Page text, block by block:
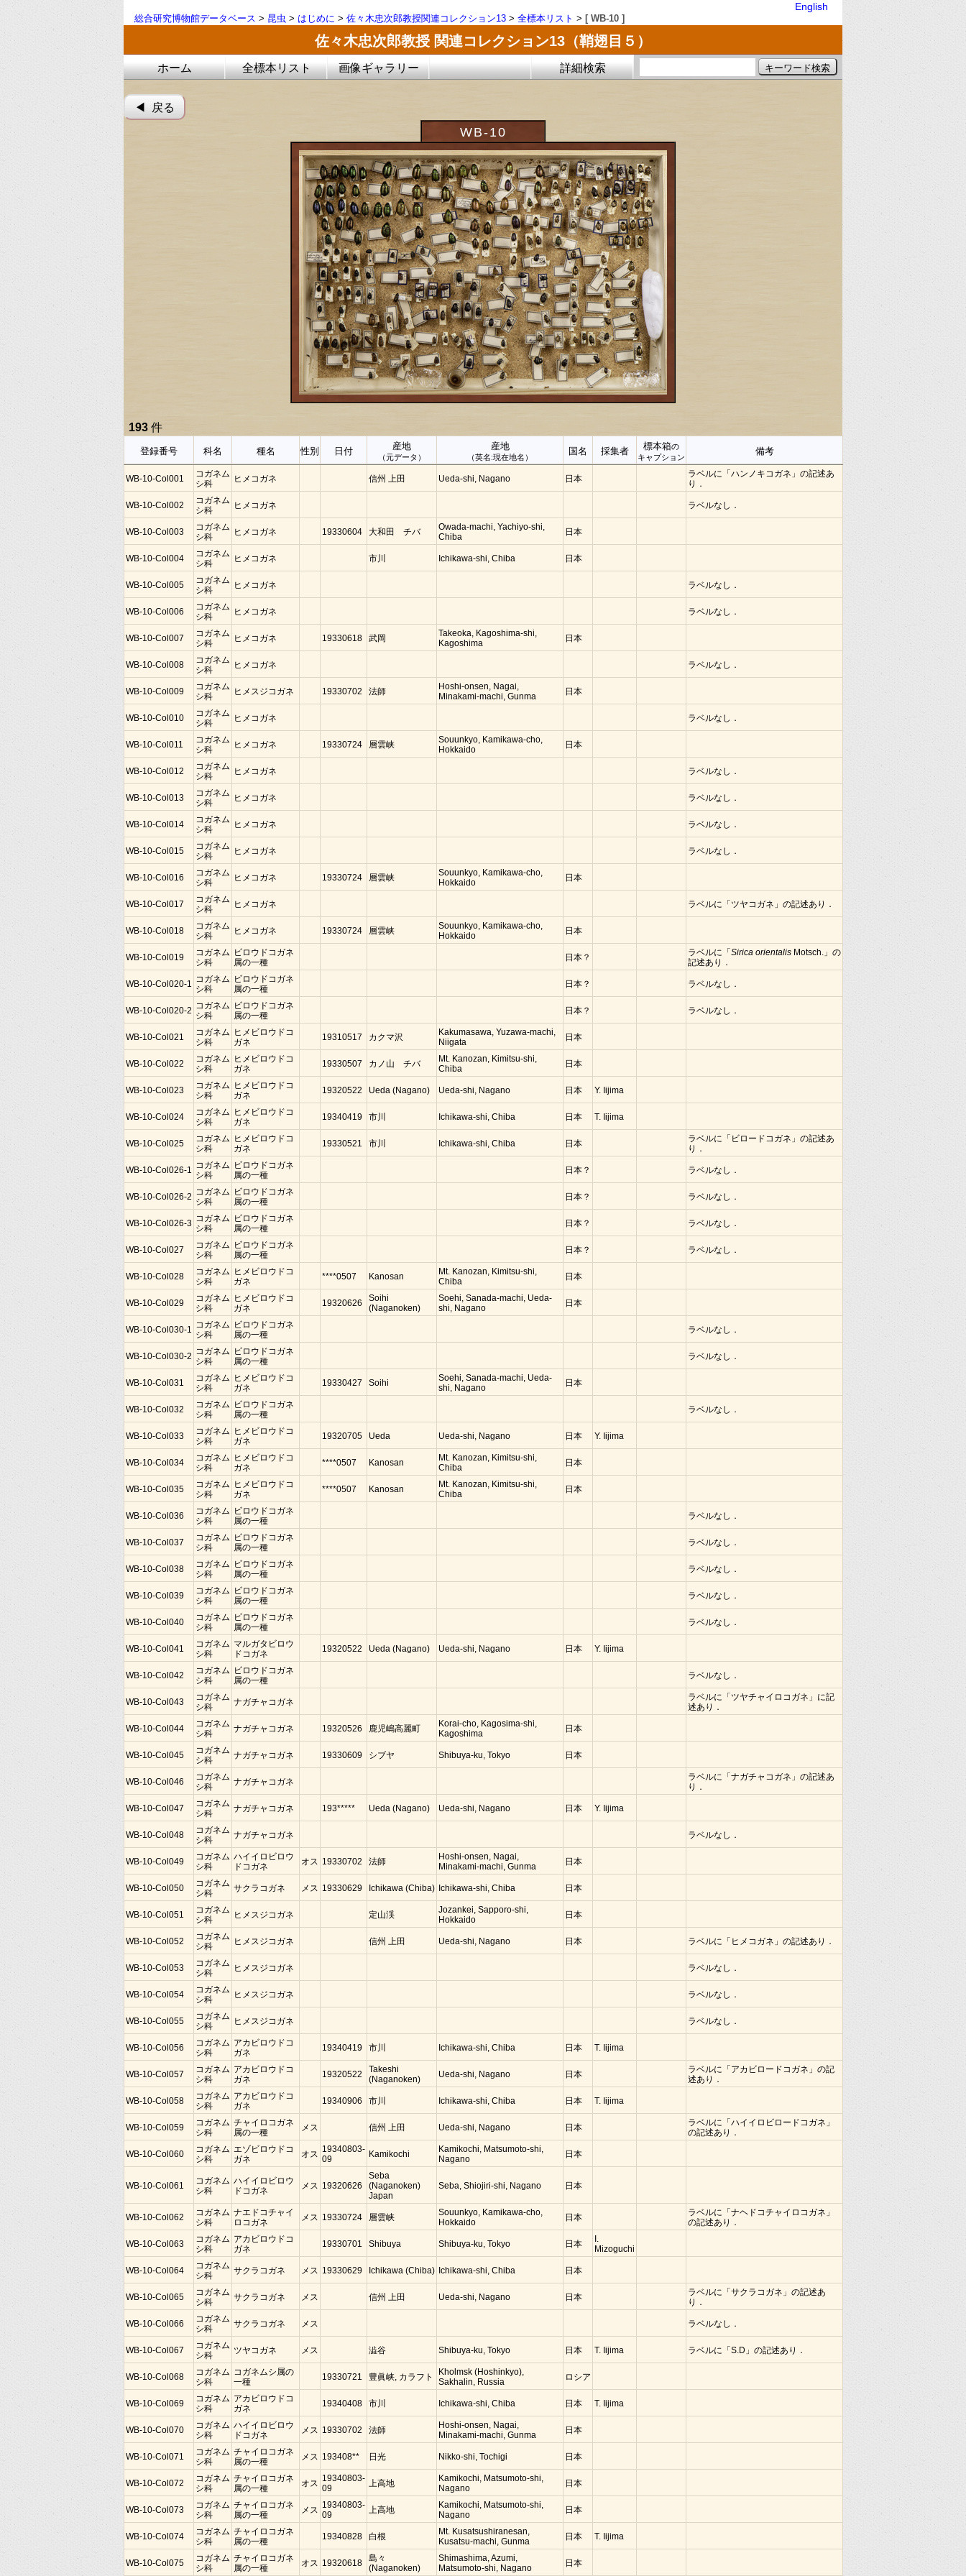
English
総合研究博物館データベース > 昆虫 > はじめに > 佐々木忠次郎教授関連コレクション13 > 全標本リスト > [ WB-10 ]
佐々木忠次郎教授 関連コレクション13（鞘翅目５）
ホーム 全標本リスト 画像ギャラリー 詳細検索
◀︎ 戻る
WB-10
193 件
登録番号 科名 種名 性別 日付 産地
（元データ）
産地
（英名:現在地名）
国名 採集者 標本箱の
キャプション
備考
WB-10-Col001
コガネム
シ科
ヒメコガネ 信州 上田 Ueda-shi, Nagano 日本
ラベルに「ハンノキコガネ」の記述あ
り．
WB-10-Col002
コガネム
シ科
ヒメコガネ ラベルなし．
WB-10-Col003
コガネム
シ科
ヒメコガネ 19330604 大和田 チバ
Owada-machi, Yachiyo-shi,
Chiba
日本
WB-10-Col004
コガネム
シ科
ヒメコガネ 市川 Ichikawa-shi, Chiba 日本
WB-10-Col005
コガネム
シ科
ヒメコガネ ラベルなし．
WB-10-Col006
コガネム
シ科
ヒメコガネ ラベルなし．
WB-10-Col007
コガネム
シ科
ヒメコガネ 19330618 武岡
Takeoka, Kagoshima-shi,
Kagoshima
日本
WB-10-Col008
コガネム
シ科
ヒメコガネ ラベルなし．
WB-10-Col009
コガネム
シ科
ヒメスジコガネ 19330702 法師
Hoshi-onsen, Nagai,
Minakami-machi, Gunma
日本
WB-10-Col010
コガネム
シ科
ヒメコガネ ラベルなし．
WB-10-Col011
コガネム
シ科
ヒメコガネ 19330724 層雲峡
Souunkyo, Kamikawa-cho,
Hokkaido
日本
WB-10-Col012
コガネム
シ科
ヒメコガネ ラベルなし．
WB-10-Col013
コガネム
シ科
ヒメコガネ ラベルなし．
WB-10-Col014
コガネム
シ科
ヒメコガネ ラベルなし．
WB-10-Col015
コガネム
シ科
ヒメコガネ ラベルなし．
WB-10-Col016
コガネム
シ科
ヒメコガネ 19330724 層雲峡
Souunkyo, Kamikawa-cho,
Hokkaido
日本
WB-10-Col017
コガネム
シ科
ヒメコガネ ラベルに「ツヤコガネ」の記述あり．
WB-10-Col018
コガネム
シ科
ヒメコガネ 19330724 層雲峡
Souunkyo, Kamikawa-cho,
Hokkaido
日本
WB-10-Col019
コガネム
シ科
ビロウドコガネ
属の一種
日本？ ラベルに「 Sirica orientalis Motsch.」の
記述あり．
WB-10-Col020-1 コガネム
シ科
ビロウドコガネ
属の一種
日本？ ラベルなし．
WB-10-Col020-2 コガネム
シ科
ビロウドコガネ
属の一種
日本？ ラベルなし．
WB-10-Col021
コガネム
シ科
ヒメビロウドコ
ガネ
19310517 カクマ沢
Kakumasawa, Yuzawa-machi,
Niigata
日本
WB-10-Col022
コガネム
シ科
ヒメビロウドコ
ガネ
19330507 カノ山 チバ
Mt. Kanozan, Kimitsu-shi,
Chiba
日本
WB-10-Col023
コガネム
シ科
ヒメビロウドコ
ガネ
19320522 Ueda (Nagano) Ueda-shi, Nagano 日本 Y. Iijima
WB-10-Col024
コガネム
シ科
ヒメビロウドコ
ガネ
19340419 市川 Ichikawa-shi, Chiba 日本 T. Iijima
WB-10-Col025
コガネム
シ科
ヒメビロウドコ
ガネ
19330521 市川 Ichikawa-shi, Chiba 日本
ラベルに「ビロードコガネ」の記述あ
り．
WB-10-Col026-1 コガネム
シ科
ビロウドコガネ
属の一種
日本？ ラベルなし．
WB-10-Col026-2 コガネム
シ科
ビロウドコガネ
属の一種
日本？ ラベルなし．
WB-10-Col026-3 コガネム
シ科
ビロウドコガネ
属の一種
日本？ ラベルなし．
WB-10-Col027
コガネム
シ科
ビロウドコガネ
属の一種
日本？ ラベルなし．
WB-10-Col028
コガネム
シ科
ヒメビロウドコ
ガネ
****0507 Kanosan
Mt. Kanozan, Kimitsu-shi,
Chiba
日本
WB-10-Col029
コガネム
シ科
ヒメビロウドコ
ガネ
19320626
Soihi
(Naganoken)
Soehi, Sanada-machi, Ueda-
shi, Nagano
日本
WB-10-Col030-1 コガネム
シ科
ビロウドコガネ
属の一種
ラベルなし．
WB-10-Col030-2 コガネム
シ科
ビロウドコガネ
属の一種
ラベルなし．
WB-10-Col031
コガネム
シ科
ヒメビロウドコ
ガネ
19330427 Soihi
Soehi, Sanada-machi, Ueda-
shi, Nagano
日本
WB-10-Col032
コガネム
シ科
ビロウドコガネ
属の一種
ラベルなし．
WB-10-Col033
コガネム
シ科
ヒメビロウドコ
ガネ
19320705 Ueda Ueda-shi, Nagano 日本 Y. Iijima
WB-10-Col034
コガネム
シ科
ヒメビロウドコ
ガネ
****0507 Kanosan
Mt. Kanozan, Kimitsu-shi,
Chiba
日本
WB-10-Col035
コガネム
シ科
ヒメビロウドコ
ガネ
****0507 Kanosan
Mt. Kanozan, Kimitsu-shi,
Chiba
日本
WB-10-Col036
コガネム
シ科
ビロウドコガネ
属の一種
ラベルなし．
WB-10-Col037
コガネム
シ科
ビロウドコガネ
属の一種
ラベルなし．
WB-10-Col038
コガネム
シ科
ビロウドコガネ
属の一種
ラベルなし．
WB-10-Col039
コガネム
シ科
ビロウドコガネ
属の一種
ラベルなし．
WB-10-Col040
コガネム
シ科
ビロウドコガネ
属の一種
ラベルなし．
WB-10-Col041
コガネム
シ科
マルガタビロウ
ドコガネ
19320522 Ueda (Nagano) Ueda-shi, Nagano 日本 Y. Iijima
WB-10-Col042
コガネム
シ科
ビロウドコガネ
属の一種
ラベルなし．
WB-10-Col043
コガネム
シ科
ナガチャコガネ
ラベルに「ツヤチャイロコガネ」に記
述あり．
WB-10-Col044
コガネム
シ科
ナガチャコガネ 19320526 鹿児嶋高麗町
Korai-cho, Kagosima-shi,
Kagoshima
日本
WB-10-Col045
コガネム
シ科
ナガチャコガネ 19330609 シブヤ Shibuya-ku, Tokyo 日本
WB-10-Col046
コガネム
シ科
ナガチャコガネ
ラベルに「ナガチャコガネ」の記述あ
り．
WB-10-Col047
コガネム
シ科
ナガチャコガネ 193***** Ueda (Nagano) Ueda-shi, Nagano 日本 Y. Iijima
WB-10-Col048
コガネム
シ科
ナガチャコガネ ラベルなし．
WB-10-Col049
コガネム
シ科
ハイイロビロウ
ドコガネ
オス 19330702 法師
Hoshi-onsen, Nagai,
Minakami-machi, Gunma
日本
WB-10-Col050
コガネム
シ科
サクラコガネ メス 19330629 Ichikawa (Chiba) Ichikawa-shi, Chiba 日本
WB-10-Col051
コガネム
シ科
ヒメスジコガネ 定山渓
Jozankei, Sapporo-shi,
Hokkaido
日本
WB-10-Col052
コガネム
シ科
ヒメスジコガネ 信州 上田 Ueda-shi, Nagano 日本 ラベルに「ヒメコガネ」の記述あり．
WB-10-Col053
コガネム
シ科
ヒメスジコガネ ラベルなし．
WB-10-Col054
コガネム
シ科
ヒメスジコガネ ラベルなし．
WB-10-Col055
コガネム
シ科
ヒメスジコガネ ラベルなし．
WB-10-Col056
コガネム
シ科
アカビロウドコ
ガネ
19340419 市川 Ichikawa-shi, Chiba 日本 T. Iijima
WB-10-Col057
コガネム
シ科
アカビロウドコ
ガネ
19320522
Takeshi
(Naganoken)
Ueda-shi, Nagano 日本
ラベルに「アカビロードコガネ」の記
述あり．
WB-10-Col058
コガネム
シ科
アカビロウドコ
ガネ
19340906 市川 Ichikawa-shi, Chiba 日本 T. Iijima
WB-10-Col059
コガネム
シ科
チャイロコガネ
属の一種
メス 信州 上田 Ueda-shi, Nagano 日本
ラベルに「ハイイロビロードコガネ」
の記述あり．
WB-10-Col060
コガネム
シ科
エゾビロウドコ
ガネ
オス 19340803-
09
Kamikochi
Kamikochi, Matsumoto-shi,
Nagano
日本
WB-10-Col061
コガネム
シ科
ハイイロビロウ
ドコガネ
メス 19320626
Seba
(Naganoken)
Japan
Seba, Shiojiri-shi, Nagano 日本
WB-10-Col062
コガネム
シ科
ナエドコチャイ
ロコガネ
メス 19330724 層雲峡
Souunkyo, Kamikawa-cho,
Hokkaido
日本
ラベルに「ナヘドコチャイロコガネ」
の記述あり．
WB-10-Col063
コガネム
シ科
アカビロウドコ
ガネ
19330701 Shibuya Shibuya-ku, Tokyo 日本
I.
Mizoguchi
WB-10-Col064
コガネム
シ科
サクラコガネ メス 19330629 Ichikawa (Chiba) Ichikawa-shi, Chiba 日本
WB-10-Col065
コガネム
シ科
サクラコガネ メス 信州 上田 Ueda-shi, Nagano 日本
ラベルに「サクラコガネ」の記述あ
り．
WB-10-Col066
コガネム
シ科
サクラコガネ メス ラベルなし．
WB-10-Col067
コガネム
シ科
ツヤコガネ メス 澁谷 Shibuya-ku, Tokyo 日本 T. Iijima ラベルに「S.D」の記述あり．
WB-10-Col068
コガネム
シ科
コガネムシ属の
一種
19330721 豊眞峡, カラフト
Kholmsk (Hoshinkyo),
Sakhalin, Russia
ロシア
WB-10-Col069
コガネム
シ科
アカビロウドコ
ガネ
19340408 市川 Ichikawa-shi, Chiba 日本 T. Iijima
WB-10-Col070
コガネム
シ科
ハイイロビロウ
ドコガネ
メス 19330702 法師
Hoshi-onsen, Nagai,
Minakami-machi, Gunma
日本
WB-10-Col071
コガネム
シ科
チャイロコガネ
属の一種
メス 193408** 日光 Nikko-shi, Tochigi 日本
WB-10-Col072
コガネム
シ科
チャイロコガネ
属の一種
オス 19340803-
09
上高地
Kamikochi, Matsumoto-shi,
Nagano
日本
WB-10-Col073
コガネム
シ科
チャイロコガネ
属の一種
メス 19340803-
09
上高地
Kamikochi, Matsumoto-shi,
Nagano
日本
WB-10-Col074
コガネム
シ科
チャイロコガネ
属の一種
19340828 白根
Mt. Kusatsushiranesan,
Kusatsu-machi, Gunma
日本 T. Iijima
WB-10-Col075
コガネム
シ科
チャイロコガネ
属の一種
オス 19320618
島々
(Naganoken)
Shimashima, Azumi,
Matsumoto-shi, Nagano
日本